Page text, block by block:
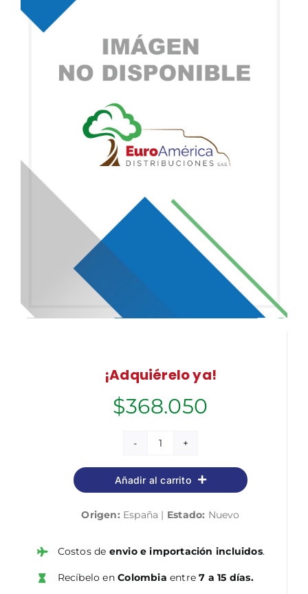
¡Adquiérelo ya!
$368.050
Policía
Nacional
Escala
Simulacros
examen
Añadir al carrito
Origen: España | Estado: Nuevo
Costos de envio e importación incluidos.
Recíbelo enColombia entre7 a 15 días.